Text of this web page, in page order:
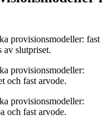
provisionsmodeller: fast
av slutpriset.
provisionsmodeller:
och fast arvode.
provisionsmodeller:
och fast arvode.